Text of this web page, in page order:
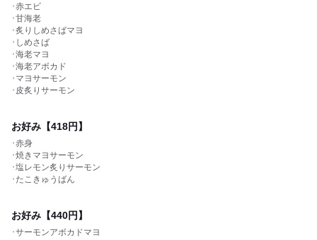
･赤エビ
･甘海老
･炙りしめさばマヨ
･しめさば
･海老マヨ
･海老アボカド
･マヨサーモン
･皮炙りサーモン
お好み【418円】
･赤身
･焼きマヨサーモン
･塩レモン炙りサーモン
･たこきゅうばん
お好み【440円】
･サーモンアボカドマヨ